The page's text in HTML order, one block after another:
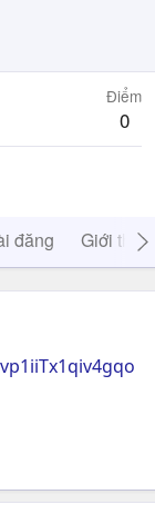
Điểm
0
đăng Giới thiệu